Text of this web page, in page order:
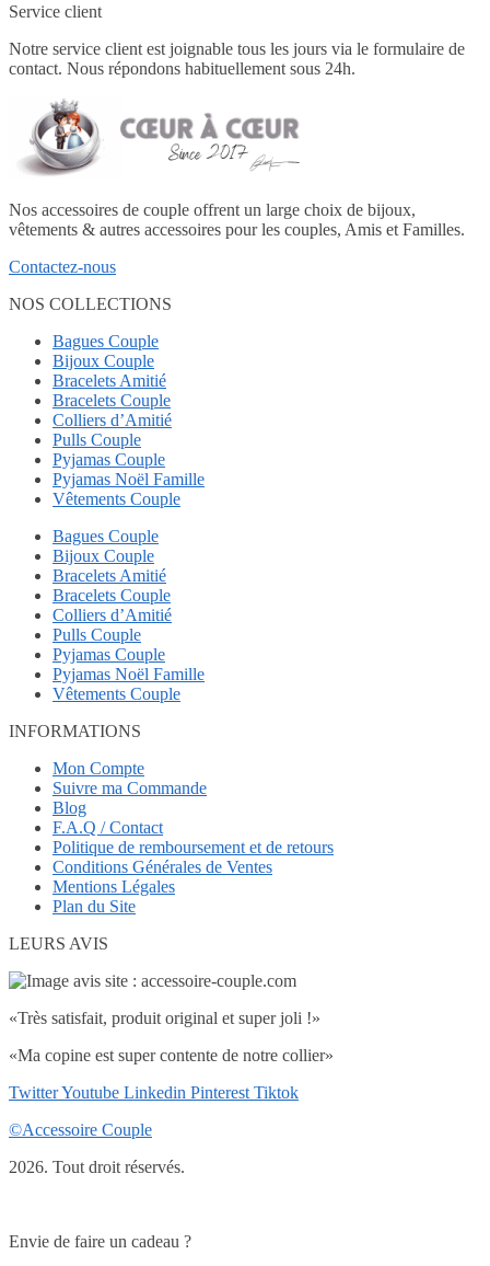
Service client
Notre service client est joignable tous les jours via le formulaire de
contact. Nous répondons habituellement sous 24h.
Nos accessoires de couple offrent un large choix de bijoux,
vêtements & autres accessoires pour les couples, Amis et Familles.
Contactez-nous
NOS COLLECTIONS
Bagues Couple
Bijoux Couple
Bracelets Amitié
Bracelets Couple
Colliers d’Amitié
Pulls Couple
Pyjamas Couple
Pyjamas Noël Famille
Vêtements Couple
Bagues Couple
Bijoux Couple
Bracelets Amitié
Bracelets Couple
Colliers d’Amitié
Pulls Couple
Pyjamas Couple
Pyjamas Noël Famille
Vêtements Couple
INFORMATIONS
Mon Compte
Suivre ma Commande
Blog
F.A.Q / Contact
Politique de remboursement et de retours
Conditions Générales de Ventes
Mentions Légales
Plan du Site
LEURS AVIS
«Très satisfait, produit original et super joli !»
«Ma copine est super contente de notre collier»
TwitterYoutube Linkedin Pinterest Tiktok
©Accessoire Couple
2026. Tout droit réservés.
Envie de faire un cadeau ?